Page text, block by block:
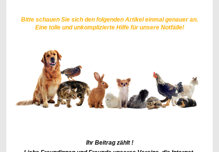
Bitte schauen Sie sich den folgenden Artikel einmal genauer an.
Eine tolle und unkomplizierte Hilfe für unsere Notfälle!
Ihr Beitrag zählt !